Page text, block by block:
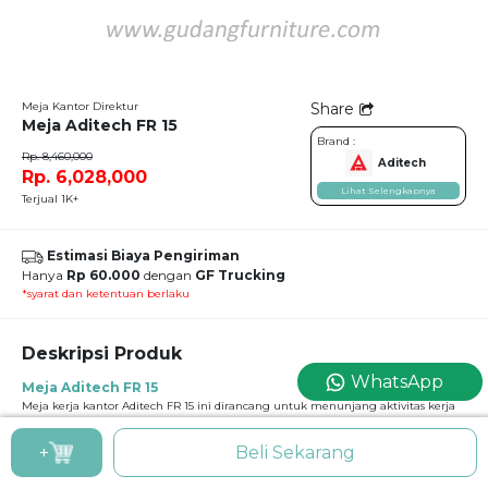
Meja Kantor Direktur
Meja Aditech FR 15
Rp. 6,028,000
Rp. 8,460,000
Terjual 1K+
Share
Brand :
Aditech
Lihat Selengkapnya
Estimasi Biaya Pengiriman
Hanya Rp 60.000 dengan GF Trucking
*syarat dan ketentuan berlaku
Deskripsi Produk
Meja Aditech FR 15
Meja kerja kantor Aditech FR 15 ini dirancang untuk menunjang aktivitas kerja
dengan maksimal. Dengan ukuran yang luas, meja ini memberikan ruang kerja
yang lega untuk berbagai kebutuhan, mulai dari penggunaan komputer
hingga penyusunan dokumen penting. Material berkualitas tinggi serta
finishing rapi menjadikan meja ini tahan lama dan mudah dirawat. Desainnya
+ Beli Sekarang
WhatsApp